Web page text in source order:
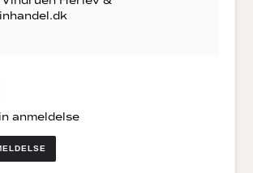
anmeldelse